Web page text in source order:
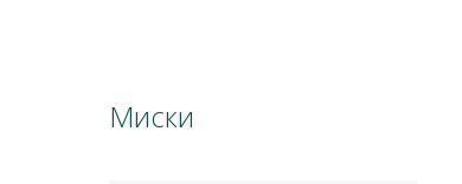
Миски